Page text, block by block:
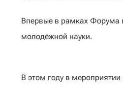
Впервые в рамках Форума
молодёжной науки.
В этом году в